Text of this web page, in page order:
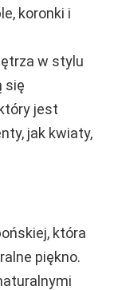
koronki i
w stylu
się
jest
jak kwiaty,
która
piękno.